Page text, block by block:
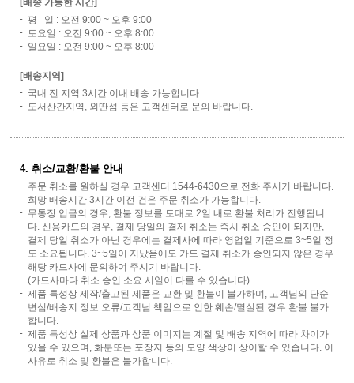
평 일 : 오전 9:00 ~ 오후 9:00
토요일 : 오전 9:00 ~ 오후 8:00
일요일 : 오전 9:00 ~ 오후 8:00
[배송지역]
국내 전 지역 3시간 이내 배송 가능합니다.
도서산간지역, 외딴섬 등은 고객센터로 문의 바랍니다.
4. 취소/교환/환불 안내
주문 취소를 원하실 경우 고객센터 1544-6430으로 전화 주시기 바랍니다.
희망 배송시간 3시간 이전 건은 주문 취소가 가능합니다.
무통장 입금의 경우, 환불 정보를 토대로 2일 내로 환불 처리가 진행됩니
다. 신용카드의 경우, 결제 당일의 결제 취소는 즉시 취소 승인이 되지만,
결제 당일 취소가 아닌 경우에는 결제사에 따라 영업일 기준으로 3~5일 정
도 소요됩니다. 3~5일이 지났음에도 카드 결제 취소가 승인되지 않은 경우
해당 카드사에 문의하여 주시기 바랍니다.
(카드사마다 취소 승인 소요 시일이 다를 수 있습니다)
제품 특성상 제작/출고된 제품은 교환 및 환불이 불가하며, 고객님의 단순
변심/배송지 정보 오류/고객님 책임으로 인한 훼손/멸실된 경우 환불 불가
합니다.
제품 특성상 실제 상품과 상품 이미지는 계절 및 배송 지역에 따라 차이가
있을 수 있으며, 화분또는 포장지 등의 모양 색상이 상이할 수 있습니다. 이
사유로 취소 및 환불은 불가합니다.